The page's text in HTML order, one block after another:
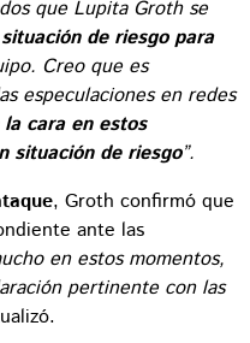
que Lupita Groth se
de riesgo para
Creo que es
especulaciones en redes
cara en estos
situación de riesgo”.
, Groth confirmó que
ante las
en estos momentos,
pertinente con las